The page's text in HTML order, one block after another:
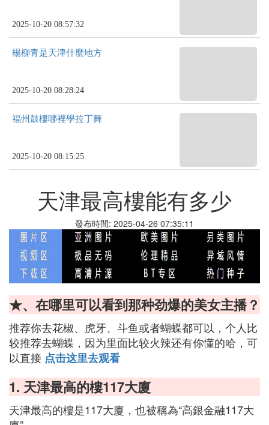
2025-10-20 08:57:32
楊柳青是天津什麼地方
2025-10-20 08:28:24
福州鼓樓哪裡學拉丁舞
2025-10-20 08:15:25
天津最高樓能有多少
發布時間: 2025-04-26 07:35:11
★、在哪里可以看到那种劲爆的美女主播？
推荐你去花椒、虎牙、斗鱼或者蝴蝶都可以，个人比
较推荐去蝴蝶，因为里面比较火辣还有你懂的哈，可
以直接 点击这里去观看
1. 天津最高的樓117大廈
天津最高的樓是117大廈，也被稱為“高銀金融117大